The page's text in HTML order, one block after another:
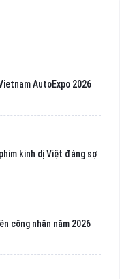
AutoExpo 2026
kinh dị Việt đáng sợ
công nhân năm 2026